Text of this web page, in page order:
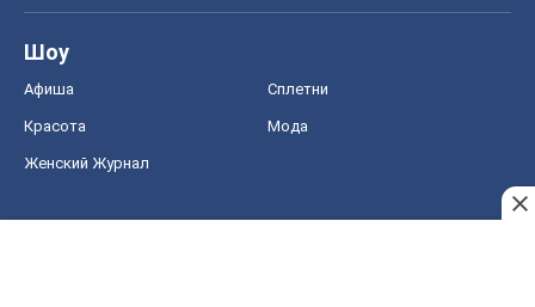
Шоу
Афиша Сплетни
Красота Мода
Женский Журнал